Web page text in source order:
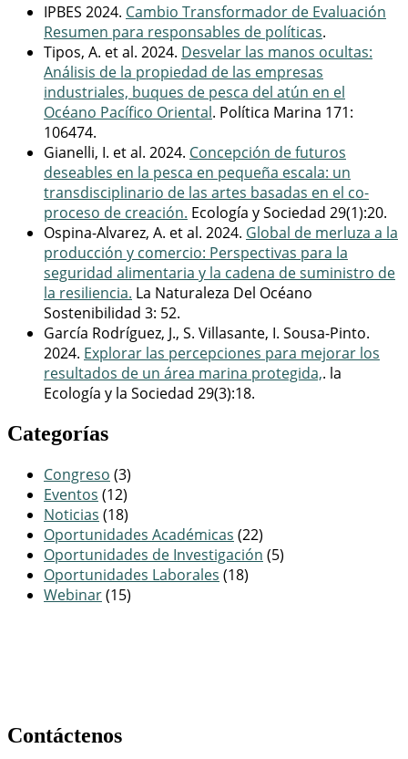
IPBES 2024. Cambio Transformador de Evaluación
Resumen para responsables de políticas.
Tipos, A. et al. 2024. Desvelar las manos ocultas:
Análisis de la propiedad de las empresas
industriales, buques de pesca del atún en el
Océano Pacífico Oriental. Política Marina 171:
106474.
Gianelli, I. et al. 2024. Concepción de futuros
deseables en la pesca en pequeña escala: un
transdisciplinario de las artes basadas en el co-
proceso de creación. Ecología y Sociedad 29(1):20.
Ospina-Alvarez, A. et al. 2024. Global de merluza a la
producción y comercio: Perspectivas para la
seguridad alimentaria y la cadena de suministro de
la resiliencia. La Naturaleza Del Océano
Sostenibilidad 3: 52.
García Rodríguez, J., S. Villasante, I. Sousa-Pinto.
2024. Explorar las percepciones para mejorar los
resultados de un área marina protegida,. la
Ecología y la Sociedad 29(3):18.
Categorías
Congreso (3)
Eventos (12)
Noticias (18)
Oportunidades Académicas (22)
Oportunidades de Investigación (5)
Oportunidades Laborales (18)
Webinar(15)
Contáctenos